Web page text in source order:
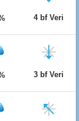
4 bf Veri
3 bf Veri